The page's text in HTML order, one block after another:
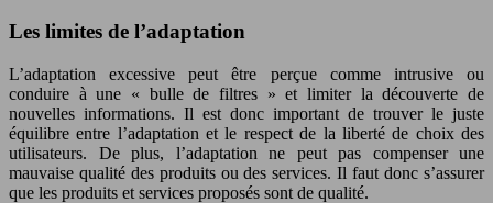
Les limites de l’adaptation
L’adaptation excessive peut être perçue comme intrusive ou
conduire à une « bulle de filtres » et limiter la découverte de
nouvelles informations. Il est donc important de trouver le juste
équilibre entre l’adaptation et le respect de la liberté de choix des
utilisateurs. De plus, l’adaptation ne peut pas compenser une
mauvaise qualité des produits ou des services. Il faut donc s’assurer
que les produits et services proposés sont de qualité.